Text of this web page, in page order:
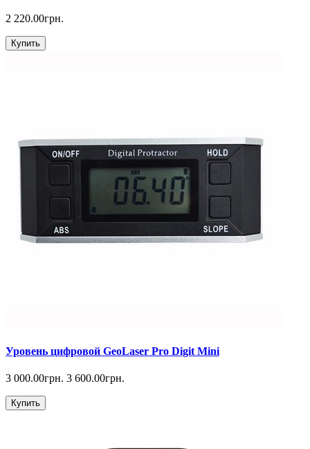
2 220.00грн.
Купить
Уровень цифровой GeoLaser Pro Digit Mini
3 000.00грн. 3 600.00грн.
Купить